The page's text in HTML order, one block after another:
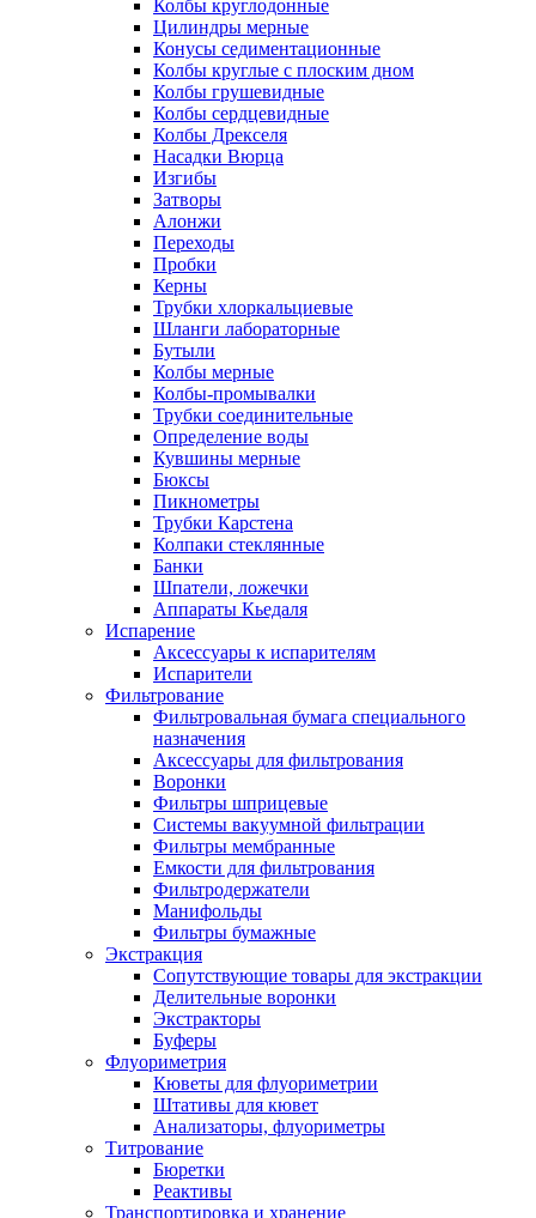
Колбы круглодонные
Цилиндры мерные
Конусы седиментационные
Колбы круглые с плоским дном
Колбы грушевидные
Колбы сердцевидные
Колбы Дрекселя
Насадки Вюрца
Изгибы
Затворы
Алонжи
Переходы
Пробки
Керны
Трубки хлоркальциевые
Шланги лабораторные
Бутыли
Колбы мерные
Колбы-промывалки
Трубки соединительные
Определение воды
Кувшины мерные
Бюксы
Пикнометры
Трубки Карстена
Колпаки стеклянные
Банки
Шпатели, ложечки
Аппараты Кьедаля
Испарение
Аксессуары к испарителям
Испарители
Фильтрование
Фильтровальная бумага специального
назначения
Аксессуары для фильтрования
Воронки
Фильтры шприцевые
Системы вакуумной фильтрации
Фильтры мембранные
Емкости для фильтрования
Фильтродержатели
Манифольды
Фильтры бумажные
Экстракция
Сопутствующие товары для экстракции
Делительные воронки
Экстракторы
Буферы
Флуориметрия
Кюветы для флуориметрии
Штативы для кювет
Анализаторы, флуориметры
Титрование
Бюретки
Реактивы
Транспортировка и хранение